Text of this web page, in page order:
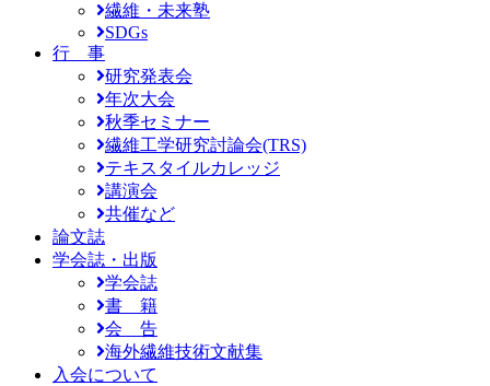
繊維・未来塾
SDGs
行 事
研究発表会
年次大会
秋季セミナー
繊維工学研究討論会(TRS)
テキスタイルカレッジ
講演会
共催など
論文誌
学会誌・出版
学会誌
書 籍
会 告
海外繊維技術文献集
入会について